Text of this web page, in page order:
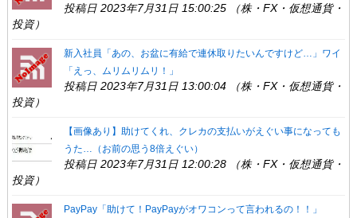
投稿日 2023年7月31日 15:00:25 （株・FX・仮想通貨・
投資）
新入社員「あの、お盆に有給で連休取りたいんですけど…」ワイ
「えっ、ムリムリムリ！」
投稿日 2023年7月31日 13:00:04 （株・FX・仮想通貨・
投資）
【画像あり】助けてくれ、クレカの支払いがえぐい事になっても
うた…（お前の思う8倍えぐい）
投稿日 2023年7月31日 12:00:28 （株・FX・仮想通貨・
投資）
PayPay「助けて！PayPayがオワコンって言われるの！！」